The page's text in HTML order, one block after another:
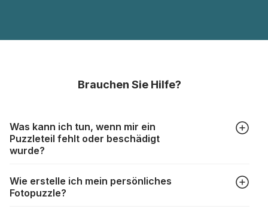
Brauchen Sie Hilfe?
Was kann ich tun, wenn mir ein
Puzzleteil fehlt oder beschädigt
wurde?
aber trotzdem kann es vorkommen, dass Teile beschädigt
werden oder verloren gehen. Mit solchen Fällen gehen
Wie erstelle ich mein persönliches
Fotopuzzle?